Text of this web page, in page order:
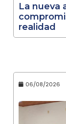
La nueva
realidad
06/08/2026